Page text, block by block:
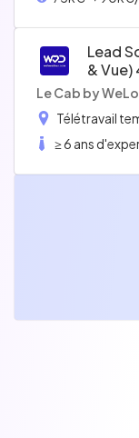
Lead
& Vue)
Le Cab by
Télétravail
≥ 6 ans